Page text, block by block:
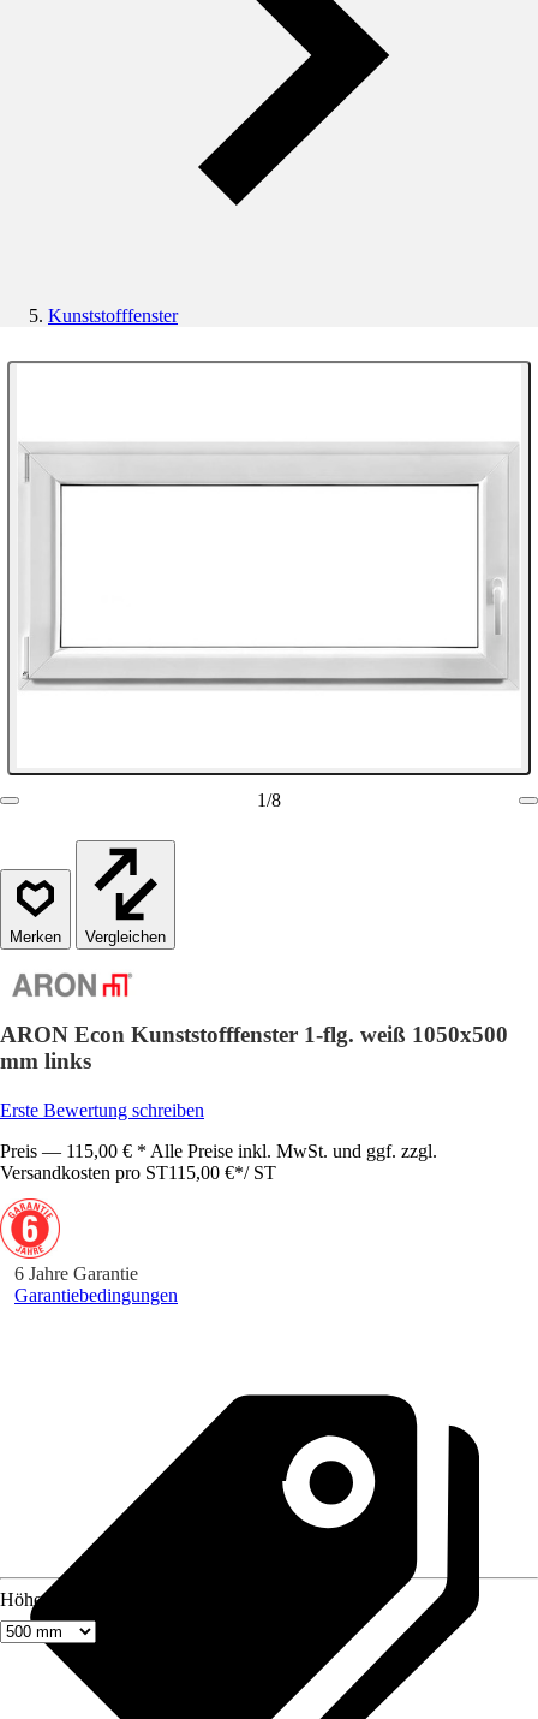
Kunststofffenster
1/8
Vergleichen
ARON Econ Kunststofffenster 1-flg. weiß 1050x500
mm links
Erste Bewertung schreiben
Preis — 115,00 € * Alle Preise inkl. MwSt. und ggf. zzgl.
Versandkosten pro ST115,00 €*/ ST
6 Jahre Garantie
Garantiebedingungen
Höhe